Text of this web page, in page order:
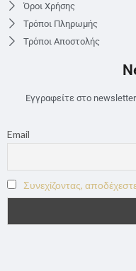
Όροι Χρήσης
Τρόποι Πληρωμής
Τρόποι Αποστολής
Εγγραφείτε στο
Email
Συνεχίζοντας,